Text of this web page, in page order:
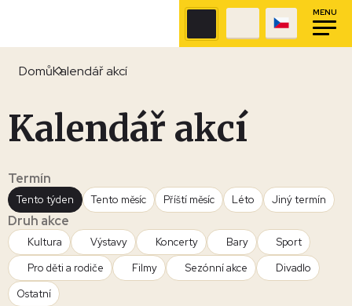
MENU
DomůKalendář akcí
Kalendář akcí
Termín
Tento týden Tento měsíc Příští měsíc Léto Jiný termín
Druh akce
Kultura Výstavy Koncerty Bary
Sport
Pro děti a rodiče
Filmy Sezónní akce
Divadlo
Ostatní